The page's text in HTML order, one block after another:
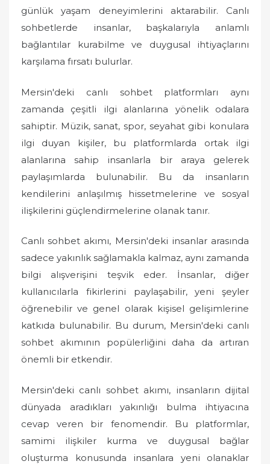
günlük yaşam deneyimlerini aktarabilir. Canlı
sohbetlerde insanlar, başkalarıyla anlamlı
bağlantılar kurabilme ve duygusal ihtiyaçlarını
karşılama fırsatı bulurlar.
Mersin'deki canlı sohbet platformları aynı
zamanda çeşitli ilgi alanlarına yönelik odalara
sahiptir. Müzik, sanat, spor, seyahat gibi konulara
ilgi duyan kişiler, bu platformlarda ortak ilgi
alanlarına sahip insanlarla bir araya gelerek
paylaşımlarda bulunabilir. Bu da insanların
kendilerini anlaşılmış hissetmelerine ve sosyal
ilişkilerini güçlendirmelerine olanak tanır.
Canlı sohbet akımı, Mersin'deki insanlar arasında
sadece yakınlık sağlamakla kalmaz, aynı zamanda
bilgi alışverişini teşvik eder. İnsanlar, diğer
kullanıcılarla fikirlerini paylaşabilir, yeni şeyler
öğrenebilir ve genel olarak kişisel gelişimlerine
katkıda bulunabilir. Bu durum, Mersin'deki canlı
sohbet akımının popülerliğini daha da artıran
önemli bir etkendir.
Mersin'deki canlı sohbet akımı, insanların dijital
dünyada aradıkları yakınlığı bulma ihtiyacına
cevap veren bir fenomendir. Bu platformlar,
samimi ilişkiler kurma ve duygusal bağlar
oluşturma konusunda insanlara yeni olanaklar